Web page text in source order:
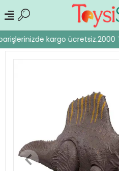
kargo ücretsiz.2000